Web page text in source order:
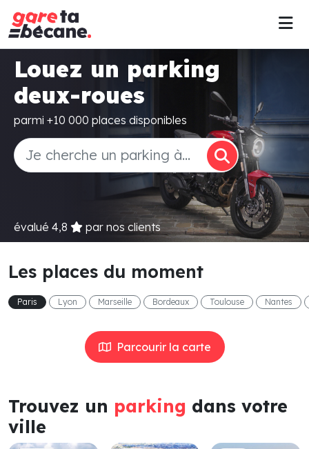
Louez un parking
deux-roues
parmi +10 000 places disponibles
évalué 4,8 par nos clients
Les places du moment
Paris Lyon Marseille Bordeaux Toulouse Nantes
Parcourir la carte
Trouvez un parking dans votre
ville